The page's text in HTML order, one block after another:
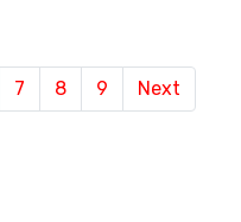
7 8 9 Next